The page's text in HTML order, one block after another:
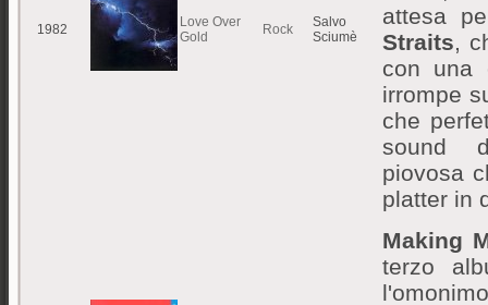
1982
Love Over
Gold
Rock
Salvo
Sciumè
attesa
Straits,
con una
irrompe
che
sound
piovosa
platter in
Making
terzo